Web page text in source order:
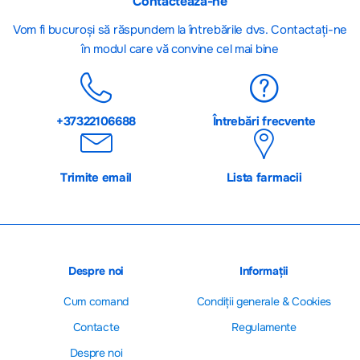
Vom fi bucuroși să răspundem la întrebările dvs. Contactați-ne
în modul care vă convine cel mai bine
+37322106688 Întrebări frecvente
Trimite email Lista farmacii
Despre noi
Cum comand
Contacte
Despre noi
Informații
Сondiții generale & Cookies
Regulamente